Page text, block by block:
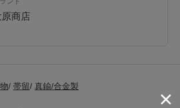
原商店
/ 帯留/ 真鍮/合金製